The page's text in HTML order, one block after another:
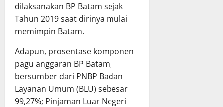
dilaksanakan BP Batam sejak
Tahun 2019 saat dirinya mulai
memimpin Batam.
Adapun, prosentase komponen
pagu anggaran BP Batam,
bersumber dari PNBP Badan
Layanan Umum (BLU) sebesar
99,27%; Pinjaman Luar Negeri